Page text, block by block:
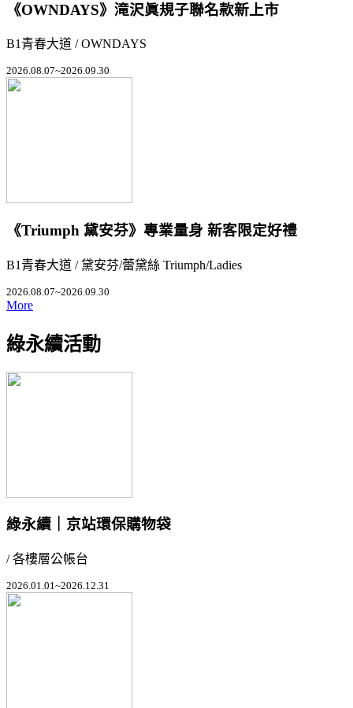
《OWNDAYS》滝沢眞規子聯名款新上市
B1青春大道 / OWNDAYS
2026.08.07~2026.09.30
《Triumph 黛安芬》專業量身 新客限定好禮
B1青春大道 / 黛安芬/蕾黛絲 Triumph/Ladies
2026.08.07~2026.09.30
More
綠永續活動
綠永續｜京站環保購物袋
/ 各樓層公帳台
2026.01.01~2026.12.31